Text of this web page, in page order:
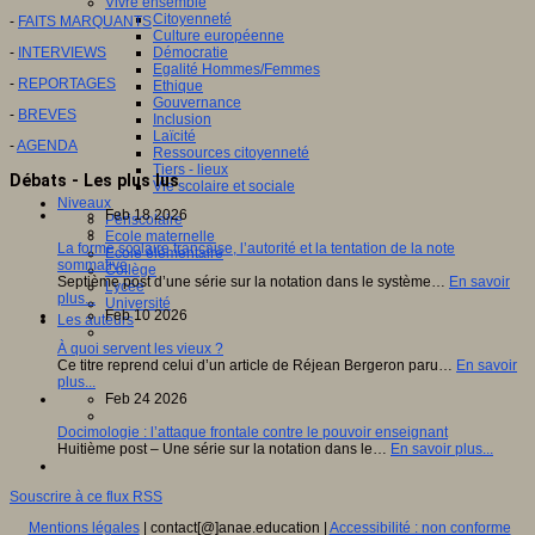
Citoyenneté
Culture européenne
Démocratie
Egalité Hommes/Femmes
Ethique
Gouvernance
Inclusion
Laïcité
Ressources citoyenneté
Tiers - lieux
Vie scolaire et sociale
Niveaux
Périscolaire
Ecole maternelle
Ecole élémentaire
Collège
Lycée
Université
Les auteurs
- FAITS MARQUANTS
- INTERVIEWS
- REPORTAGES
- BREVES
-AGENDA
Débats - Les plus lus
Feb 18 2026
La forme scolaire française, l’autorité et la tentation de la note
sommative
Septième post d’une série sur la notation dans le système… En savoir
plus...
Feb 10 2026
À quoi servent les vieux ?
Ce titre reprend celui d’un article de Réjean Bergeron paru… En savoir
plus...
Feb 24 2026
Docimologie : l’attaque frontale contre le pouvoir enseignant
Huitième post – Une série sur la notation dans le… En savoir plus...
Souscrire à ce flux RSS
Mentions légales| contact[@]anae.education | Accessibilité : non conforme